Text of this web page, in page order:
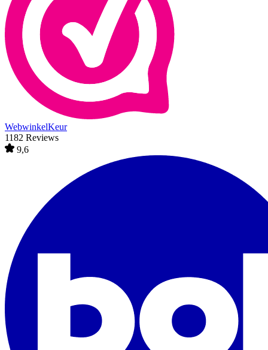
WebwinkelKeur
1182 Reviews
9,6